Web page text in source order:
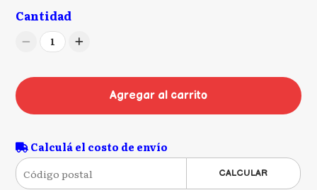
Cantidad
1
Agregar al carrito
Calculá el costo de envío
CALCULAR